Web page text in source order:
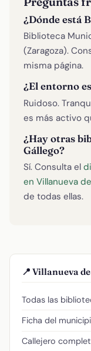
¿Dónde está
Biblioteca
(Zaragoza).
misma página.
¿El entorno
Ruidoso.
es más activo
¿Hay otras
Gállego?
Sí. Consulta el
en Villanueva
de todas ellas.
📍 Villanueva
Todas las
Ficha del
Callejero